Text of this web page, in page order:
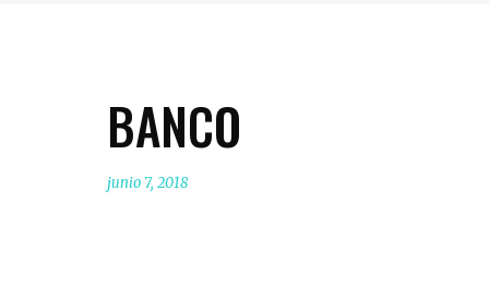
BANCO
junio 7, 2018